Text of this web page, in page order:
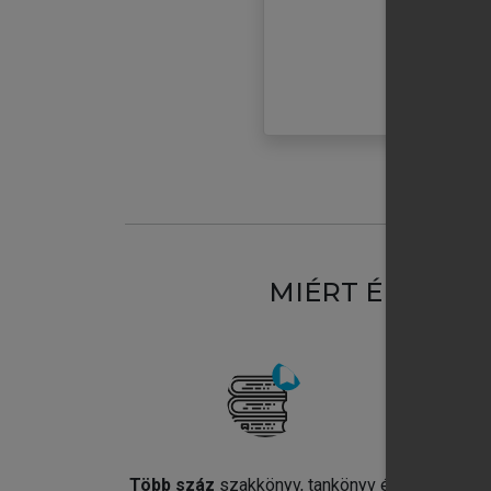
MIÉRT
Több száz szakkönyv, tankönyv és